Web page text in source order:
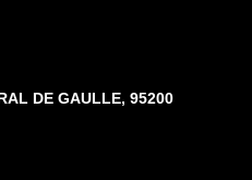
DE GAULLE, 95200